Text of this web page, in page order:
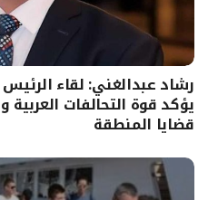
رشاد عبدالغني: لقاء
يؤكد قوة التحالفات
قضايا المنطقة